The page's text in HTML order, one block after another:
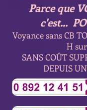
Parce que
c'est...
Voyance sans CB
H
SANS COÛT
DEPUIS